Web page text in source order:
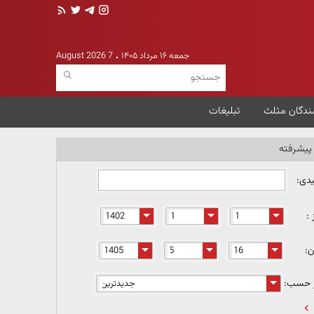
جمعه ۱۶ مرداد ۱۴۰۵ 7 August 2026
مثلث تبلیغات
:
حسب: